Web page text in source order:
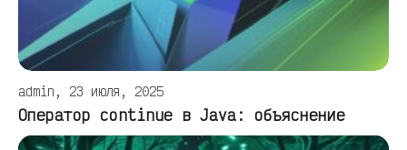
admin, 23 июля, 2025
Оператор continue в Java: объяснение